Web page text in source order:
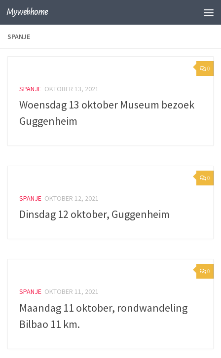
Skip to content
Mywebhome
SPANJE
0
SPANJE OKTOBER 13, 2021
Woensdag 13 oktober Museum bezoek
Guggenheim
0
SPANJE OKTOBER 12, 2021
Dinsdag 12 oktober, Guggenheim
0
SPANJE OKTOBER 11, 2021
Maandag 11 oktober, rondwandeling
Bilbao 11 km.